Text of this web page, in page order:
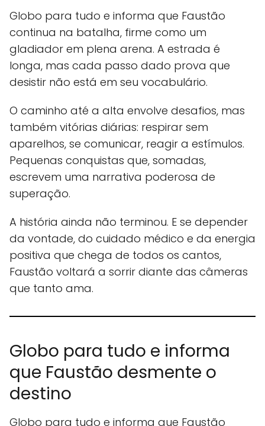
Globo para tudo e informa que Faustão
continua na batalha, firme como um
gladiador em plena arena. A estrada é
longa, mas cada passo dado prova que
desistir não está em seu vocabulário.
O caminho até a alta envolve desafios, mas
também vitórias diárias: respirar sem
aparelhos, se comunicar, reagir a estímulos.
Pequenas conquistas que, somadas,
escrevem uma narrativa poderosa de
superação.
A história ainda não terminou. E se depender
da vontade, do cuidado médico e da energia
positiva que chega de todos os cantos,
Faustão voltará a sorrir diante das câmeras
que tanto ama.
Globo para tudo e informa
que Faustão desmente o
destino
Globo para tudo e informa que Faustão